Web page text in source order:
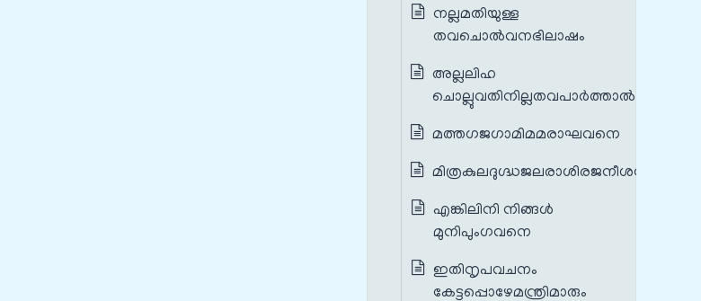
നല്ലമതിയുള്ള
തവചൊല്‍വനഭിലാഷം
അല്ലലിഹ
ചൊല്ലുവതിനില്ലതവപാര്‍ത്താല്‍
മത്തഗജഗാമിമമരാഘവനെ
മിത്രകുലദുഗ്ദ്ധജലരാശിരജനീശന്‍
എങ്കിലിനി നിങ്ങള്‍
മുനിപുംഗവനെ
ഇതിനൃപവചനം
കേട്ടപ്പൊഴേമന്ത്രിമാരും